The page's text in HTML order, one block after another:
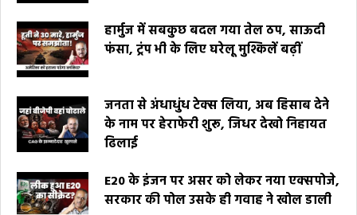
हार्मुज में सबकुछ बदल गया तेल ठप, साऊदी
फंसा, ट्रंप भी के लिए घरेलू मुश्किलें बढ़ीं
जनता से अंधाधुंध टेक्स लिया, अब हिसाब देने
के नाम पर हेराफेरी शुरू, जिधर देखो निहायत
ढिलाई
E20 के इंजन पर असर को लेकर नया एक्सपोजे,
सरकार की पोल उसके ही गवाह ने खोल डाली